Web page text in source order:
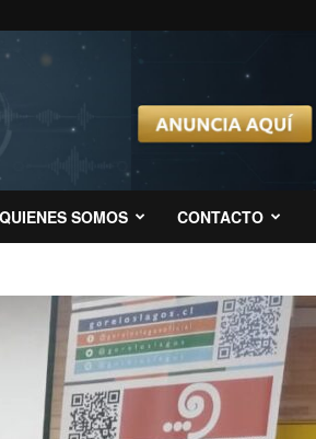
QUIENES SOMOS CONTACTO